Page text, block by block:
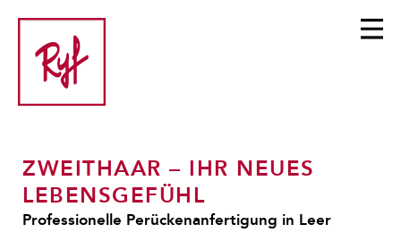
ZWEITHAAR – IHR NEUES
LEBENSGEFÜHL
Professionelle Perückenanfertigung in Leer